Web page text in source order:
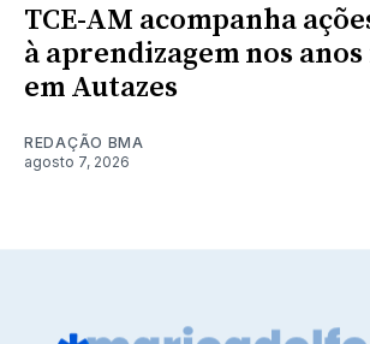
TCE-AM acompanha
à aprendizagem nos
em Autazes
REDAÇÃO BMA
agosto 7, 2026